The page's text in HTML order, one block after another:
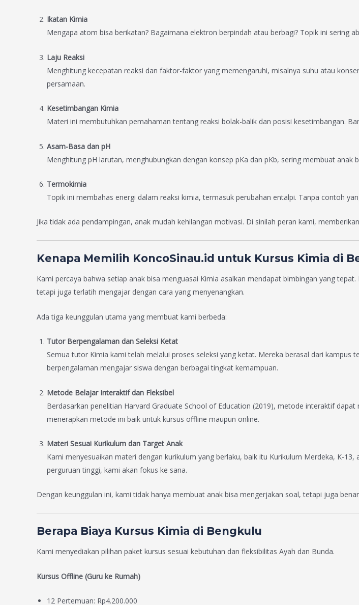
Ikatan Kimia
Mengapa atom bisa berikatan? Bagaimana elektron berpindah atau berbagi? Topik ini sering
Laju Reaksi
Menghitung kecepatan reaksi dan faktor-faktor yang memengaruhi, misalnya suhu atau
persamaan.
Kesetimbangan Kimia
Materi ini membutuhkan pemahaman tentang reaksi bolak-balik dan posisi kesetimbangan.
Asam-Basa dan pH
Menghitung pH larutan, menghubungkan dengan konsep pKa dan pKb, sering membuat anak
Termokimia
Topik ini membahas energi dalam reaksi kimia, termasuk perubahan entalpi. Tanpa contoh
Jika tidak ada pendampingan, anak mudah kehilangan motivasi. Di sinilah peran kami,
Kenapa Memilih KoncoSinau.id untuk Kursus Kimia di
Kami percaya bahwa setiap anak bisa menguasai Kimia asalkan mendapat bimbingan yang
tetapi juga terlatih mengajar dengan cara yang menyenangkan.
Ada tiga keunggulan utama yang membuat kami berbeda:
Tutor Berpengalaman dan Seleksi Ketat
Semua tutor Kimia kami telah melalui proses seleksi yang ketat. Mereka berasal dari kampus
berpengalaman mengajar siswa dengan berbagai tingkat kemampuan.
Metode Belajar Interaktif dan Fleksibel
Berdasarkan penelitian Harvard Graduate School of Education (2019), metode interaktif
menerapkan metode ini baik untuk kursus offline maupun online.
Materi Sesuai Kurikulum dan Target Anak
Kami menyesuaikan materi dengan kurikulum yang berlaku, baik itu Kurikulum Merdeka, K-
perguruan tinggi, kami akan fokus ke sana.
Dengan keunggulan ini, kami tidak hanya membuat anak bisa mengerjakan soal, tetapi juga
Berapa Biaya Kursus Kimia di Bengkulu
Kami menyediakan pilihan paket kursus sesuai kebutuhan dan fleksibilitas Ayah dan Bunda.
Kursus Offline (Guru ke Rumah)
12 Pertemuan: Rp4.200.000